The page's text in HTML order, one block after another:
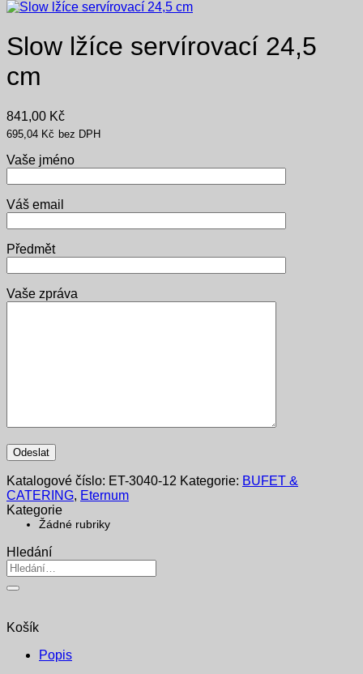
Slow lžíce servírovací 24,5
cm
841,00 Kč
695,04 Kč bez DPH
Vaše jméno
Váš email
Předmět
Vaše zpráva
Katalogové číslo: ET-3040-12 Kategorie: BUFET &
CATERING, Eternum
Kategorie
Žádné rubriky
Hledání
Hledat:
Košík
Popis